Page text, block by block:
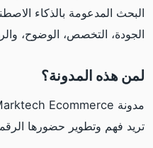
البحث المدعومة بالذكاء
الجودة، التخصص، الوضوح،
لمن هذه المدونة؟
تريد فهم وتطوير حضورها